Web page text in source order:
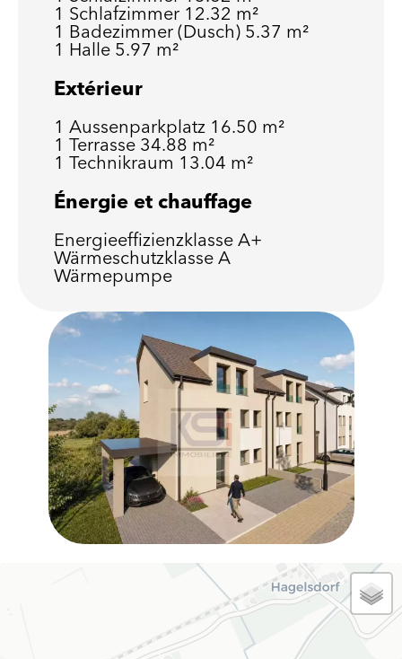
1 Schlafzimmer 12.32 m²
1 Badezimmer (Dusch) 5.37 m²
1 Halle 5.97 m²
Extérieur
1 Aussenparkplatz 16.50 m²
1 Terrasse 34.88 m²
1 Technikraum 13.04 m²
Énergie et chauffage
Energieeffizienzklasse A+
Wärmeschutzklasse A
Wärmepumpe